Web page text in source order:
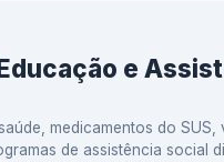
e
medicamentos do SUS,
de assistência social